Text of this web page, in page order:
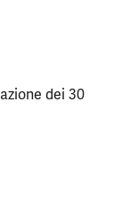
dei 30